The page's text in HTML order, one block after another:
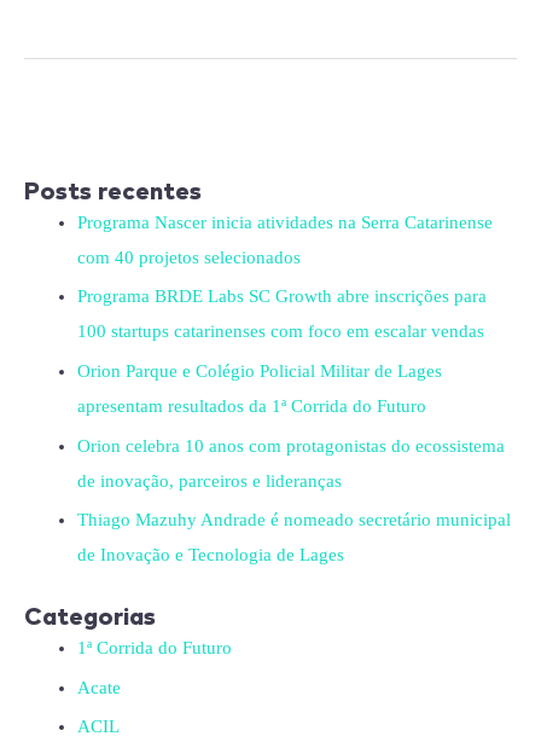
Posts recentes
Programa Nascer inicia atividades na Serra Catarinense
com 40 projetos selecionados
Programa BRDE Labs SC Growth abre inscrições para
100 startups catarinenses com foco em escalar vendas
Orion Parque e Colégio Policial Militar de Lages
apresentam resultados da 1ª Corrida do Futuro
Orion celebra 10 anos com protagonistas do ecossistema
de inovação, parceiros e lideranças
Thiago Mazuhy Andrade é nomeado secretário municipal
de Inovação e Tecnologia de Lages
Categorias
1ª Corrida do Futuro
Acate
ACIL